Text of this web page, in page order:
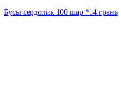
Бусы сердолик 100 шар *14 грань